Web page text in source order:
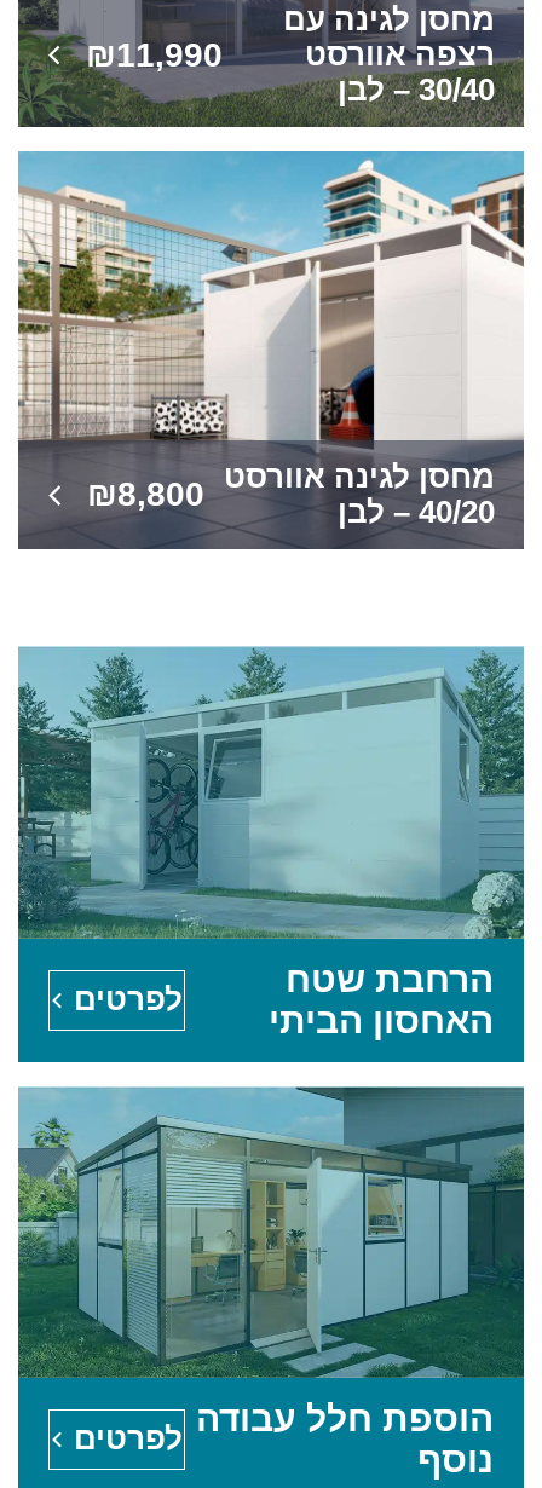
מחסן לגינה עם
רצפה אוורסט
30/40 – לבן
₪11,990
מחסן לגינה אוורסט
40/20 – לבן
₪8,800
הרחבת שטח
האחסון הביתי
לפרטים
הוספת חלל עבודה
נוסף
לפרטים